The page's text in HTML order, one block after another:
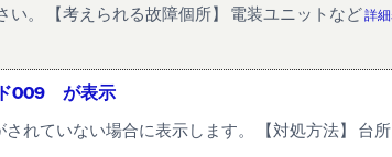
。 【考えられる故障個所】 電装ユニットなど詳
ド009 が表示
れていない場合に表示します。 【対処方法】